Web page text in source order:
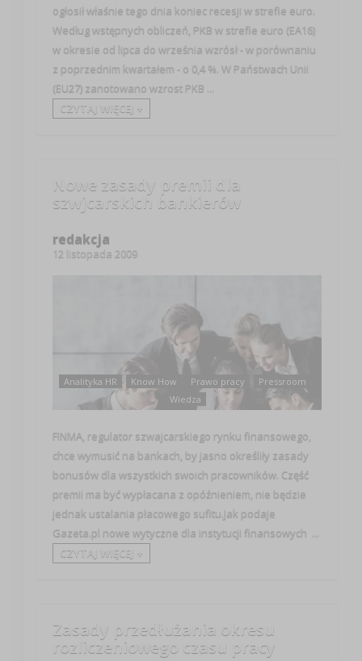
ogłosił właśnie tego dnia koniec recesji w strefie euro.
Według wstępnych obliczeń, PKB w strefie euro (EA16)
w okresie od lipca do września wzrósł - w porównaniu
z poprzednim kwartałem - o 0,4 %. W Państwach Unii
(EU27) zanotowano wzrost PKB ...
CZYTAJ WIĘCEJ +
Nowe zasady premii dla
szwjcarskich bankierów
redakcja
12 listopada 2009
Analityka HR Know How Prawo pracy
Pressroom
Wiedza
FINMA, regulator szwajcarskiego rynku finansowego,
chce wymusić na bankach, by jasno określiły zasady
bonusów dla wszystkich swoich pracowników. Część
premii ma być wypłacana z opóźnieniem, nie będzie
jednak ustalania płacowego sufitu.Jak podaje
Gazeta.pl nowe wytyczne dla instytucji finansowych ...
CZYTAJ WIĘCEJ +
Zasady przedłużania okresu
rozliczeniowego czasu pracy